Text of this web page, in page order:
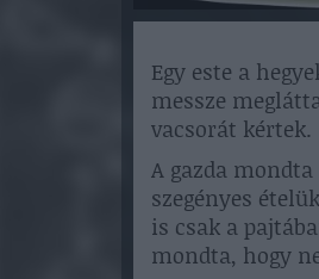
Egy este a
messze
vacsorát kértek.
A gazda
szegényes
is csak a
mondta, hogy